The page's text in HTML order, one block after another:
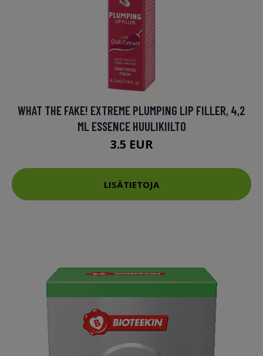
WHAT THE FAKE! EXTREME PLUMPING LIP FILLER, 4,2
ML ESSENCE HUULIKIILTO
3.5 EUR
LISÄTIETOJA